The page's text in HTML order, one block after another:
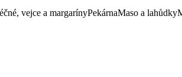
vejce a margarínyPekárnaMaso a lahůdky